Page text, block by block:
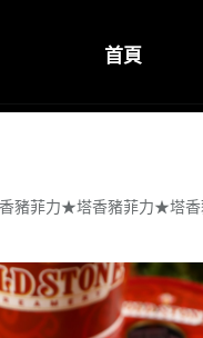
首頁
豬菲力★塔香豬菲力★塔